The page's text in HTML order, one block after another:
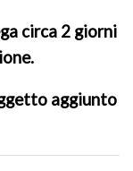
circa 2 giorni
aggiunto